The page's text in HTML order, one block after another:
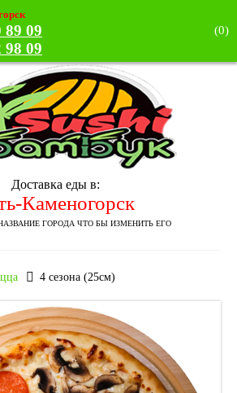
89 09
98 09
(0)
Доставка еды в:
Каменогорск
ГОРОДА ЧТО БЫ ИЗМЕНИТЬ ЕГО
4 сезона (25см)